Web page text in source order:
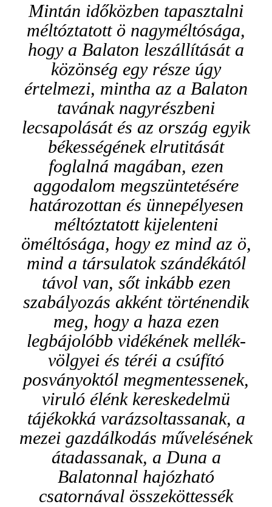
Mintán időközben tapasztalni
méltóztatott ö nagyméltósága,
hogy a Balaton leszállítását a
közönség egy része úgy
értelmezi, mintha az a Balaton
tavának nagyrészbeni
lecsapolását és az ország egyik
békességének elrutitását
foglalná magában, ezen
aggodalom megszüntetésére
határozottan és ünnepélyesen
méltóztatott kijelenteni
öméltósága, hogy ez mind az ö,
mind a társulatok szándékától
távol van, sőt inkább ezen
szabályozás akként történendik
meg, hogy a haza ezen
legbájolóbb vidékének mellék-
völgyei és téréi a csúfító
posványoktól megmentessenek,
viruló élénk kereskedelmü
tájékokká varázsoltassanak, a
mezei gazdálkodás művelésének
átadassanak, a Duna a
Balatonnal hajózható
csatornával összeköttessék